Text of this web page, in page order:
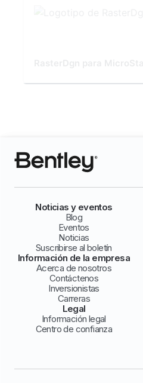
Noticias y eventos
Blog
Eventos
Noticias
Suscribirse al boletín
Información de la empresa
Acerca de nosotros
Contáctenos
Inversionistas
Carreras
Legal
Información legal
Centro de confianza